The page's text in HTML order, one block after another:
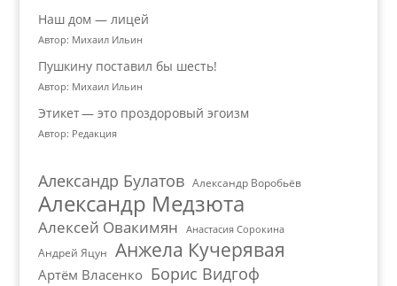
Наш дом — лицей
Автор: Михаил Ильин
Пушкину поставил бы шесть!
Автор: Михаил Ильин
Этикет — это проздоровый эгоизм
Автор: Редакция
Александр Булатов Александр Воробьёв
Александр Медзюта
Алексей Овакимян Анастасия Сорокина
Андрей Яцун Анжела Кучерявая
Артём Власенко Борис Видгоф